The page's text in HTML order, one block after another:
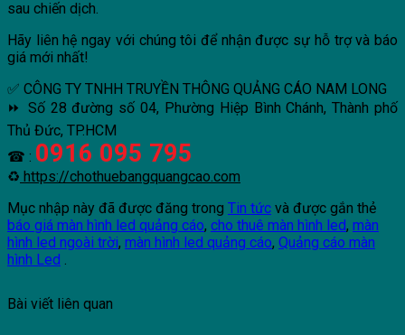
sau chiến dịch.
Hãy liên hệ ngay với chúng tôi để nhận được sự hỗ trợ và báo
giá mới nhất!
✅ CÔNG TY TNHH TRUYỀN THÔNG QUẢNG CÁO NAM LONG
⏩ Số 28 đường số 04, Phường Hiệp Bình Chánh, Thành phố
Thủ Đức, TP.HCM
☎ : 0916 095 795
♻ https://chothuebangquangcao.com
Mục nhập này đã được đăng trong Tin tức và được gắn thẻ
báo giá màn hình led quảng cáo, cho thuê màn hình led, màn
hình led ngoài trời, màn hình led quảng cáo, Quảng cáo màn
hình Led
Bài viết liên quan